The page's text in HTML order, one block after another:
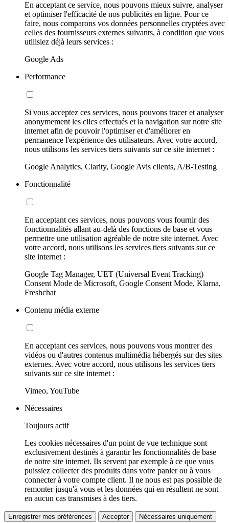
En acceptant ce service, nous pouvons mieux suivre, analyser
et optimiser l'efficacité de nos publicités en ligne. Pour ce
faire, nous comparons vos données personnelles cryptées avec
celles des fournisseurs externes suivants, à condition que vous
utilisiez déjà leurs services :
Google Ads
Performance
Si vous acceptez ces services, nous pouvons tracer et analyser
anonymement les clics effectués et la navigation sur notre site
internet afin de pouvoir l'optimiser et d'améliorer en
permanence l'expérience des utilisateurs. Avec votre accord,
nous utilisons les services tiers suivants sur ce site internet :
Google Analytics, Clarity, Google Avis clients, A/B-Testing
Fonctionnalité
En acceptant ces services, nous pouvons vous fournir des
fonctionnalités allant au-delà des fonctions de base et vous
permettre une utilisation agréable de notre site internet. Avec
votre accord, nous utilisons les services tiers suivants sur ce
site internet :
Google Tag Manager, UET (Universal Event Tracking)
Consent Mode de Microsoft, Google Consent Mode, Klarna,
Freshchat
Contenu média externe
En acceptant ces services, nous pouvons vous montrer des
vidéos ou d'autres contenus multimédia hébergés sur des sites
externes. Avec votre accord, nous utilisons les services tiers
suivants sur ce site internet :
Vimeo, YouTube
Nécessaires
Toujours actif
Les cookies nécessaires d'un point de vue technique sont
exclusivement destinés à garantir les fonctionnalités de base
de notre site internet. Ils servent par exemple à ce que vous
puissiez collecter des produits dans votre panier ou à vous
connecter à votre compte client. Il ne nous est pas possible de
remonter jusqu'à vous et les données qui en résultent ne sont
en aucun cas transmises à des tiers.
Enregistrer mes préférences Accepter Nécessaires uniquement